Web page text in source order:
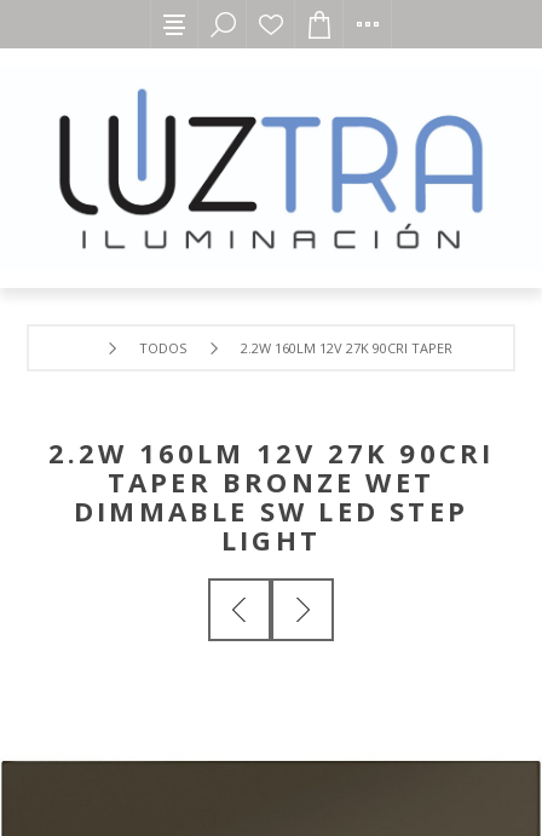
TODOS 2.2W 160LM 12V 27K 90CRI TAPER BRONZE
2.2W 160LM 12V 27K 90CRI
TAPER BRONZE WET
DIMMABLE SW LED STEP
LIGHT